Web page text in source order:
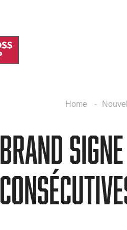
Home
Brand